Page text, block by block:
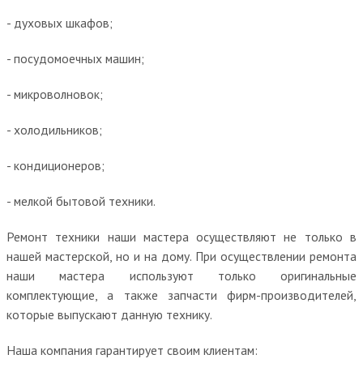
- духовых шкафов;
- посудомоечных машин;
- микроволновок;
- холодильников;
- кондиционеров;
- мелкой бытовой техники.
Ремонт техники наши мастера осуществляют не только в
нашей мастерской, но и на дому. При осуществлении ремонта
наши мастера используют только оригинальные
комплектующие, а также запчасти фирм-производителей,
которые выпускают данную технику.
Наша компания гарантирует своим клиентам: